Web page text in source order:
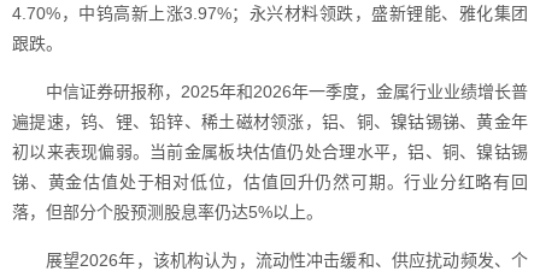
4.70%，中钨高新上涨3.97%；永兴材料领跌，盛新锂能、雅化集团
跟跌。
中信证券研报称，2025年和2026年一季度，金属行业业绩增长普
遍提速，钨、锂、铅锌、稀土磁材领涨，铝、铜、镍钴锡锑、黄金年
初以来表现偏弱。当前金属板块估值仍处合理水平，铝、铜、镍钴锡
锑、黄金估值处于相对低位，估值回升仍然可期。行业分红略有回
落，但部分个股预测股息率仍达5%以上。
展望2026年，该机构认为，流动性冲击缓和、供应扰动频发、个